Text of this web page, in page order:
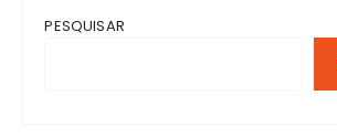
PESQUISAR